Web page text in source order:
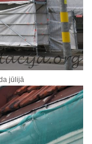
jūlijā